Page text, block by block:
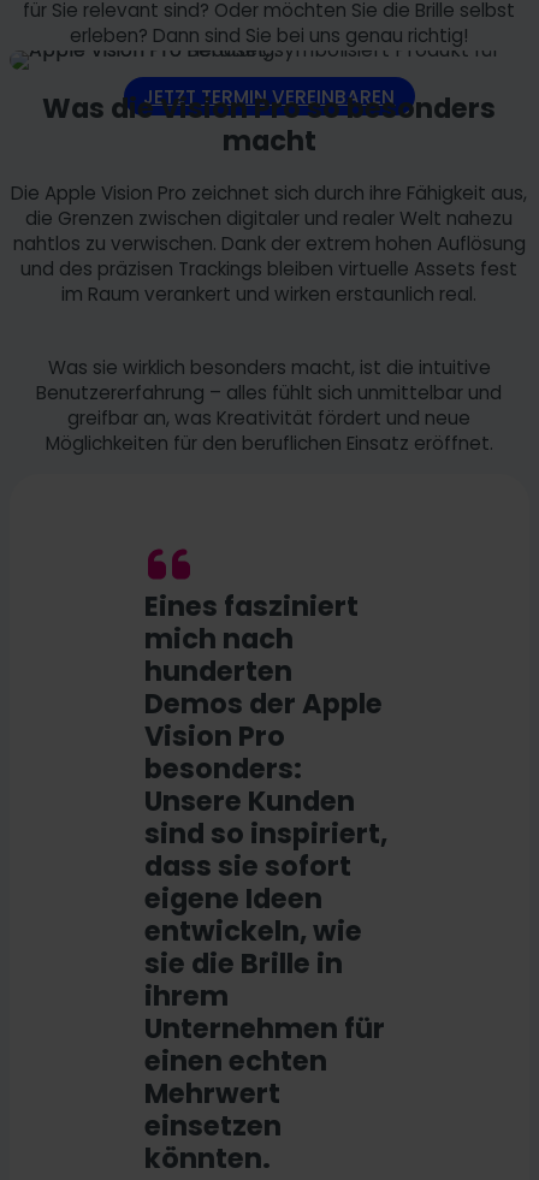
für Sie relevant sind? Oder möchten Sie die Brille selbst
erleben? Dann sind Sie bei uns genau richtig!
JETZT TERMIN VEREINBAREN
Was die Vision Pro so besonders
macht
Die Apple Vision Pro zeichnet sich durch ihre Fähigkeit aus,
die Grenzen zwischen digitaler und realer Welt nahezu
nahtlos zu verwischen. Dank der extrem hohen Auflösung
und des präzisen Trackings bleiben virtuelle Assets fest
im Raum verankert und wirken erstaunlich real.
Was sie wirklich besonders macht, ist die intuitive
Benutzererfahrung – alles fühlt sich unmittelbar und
greifbar an, was Kreativität fördert und neue
Möglichkeiten für den beruflichen Einsatz eröffnet.
Eines fasziniert
mich nach
hunderten
Demos der Apple
Vision Pro
besonders:
Unsere Kunden
sind so inspiriert,
dass sie sofort
eigene Ideen
entwickeln, wie
sie die Brille in
ihrem
Unternehmen für
einen echten
Mehrwert
einsetzen
könnten.